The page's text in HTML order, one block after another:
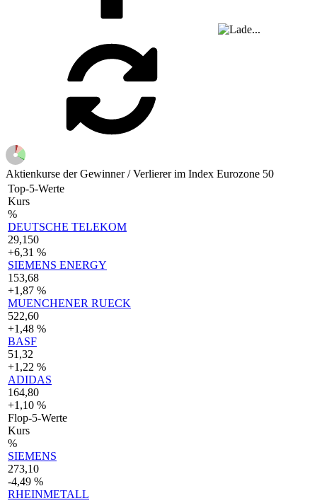
Aktienkurse der Gewinner / Verlierer im Index Eurozone 50
Top-5-Werte
Kurs
%
DEUTSCHE TELEKOM
29,150
+6,31 %
SIEMENS ENERGY
153,68
+1,87 %
MUENCHENER RUECK
522,60
+1,48 %
BASF
51,32
+1,22 %
ADIDAS
164,80
+1,10 %
Flop-5-Werte
Kurs
%
SIEMENS
273,10
-4,49 %
RHEINMETALL